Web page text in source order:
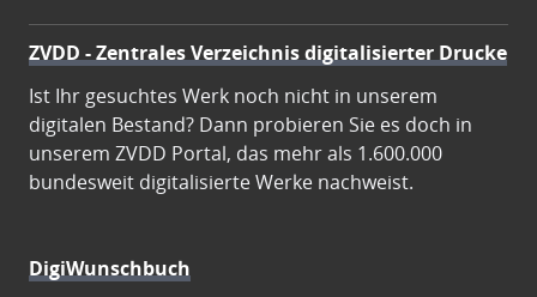
ZVDD - Zentrales Verzeichnis digitalisierter Drucke
Ist Ihr gesuchtes Werk noch nicht in unserem
digitalen Bestand? Dann probieren Sie es doch in
unserem ZVDD Portal, das mehr als 1.600.000
bundesweit digitalisierte Werke nachweist.
DigiWunschbuch